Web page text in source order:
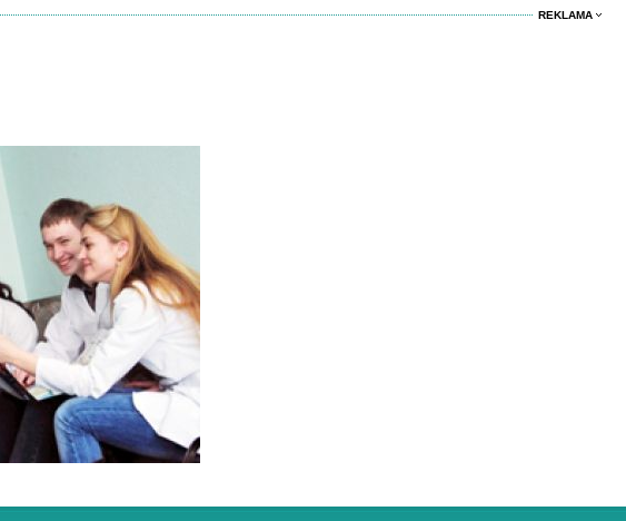
REKLAMA